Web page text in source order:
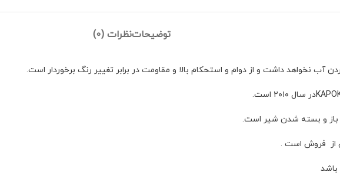
توضیحاتنظرات (0)
داشت و از دوام و استحکام بالا و مقاومت در برابر تغییر رنگ برخوردار است.
باشد